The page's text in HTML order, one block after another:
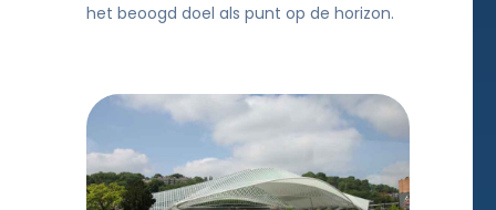
het beoogd doel als punt op de horizon.